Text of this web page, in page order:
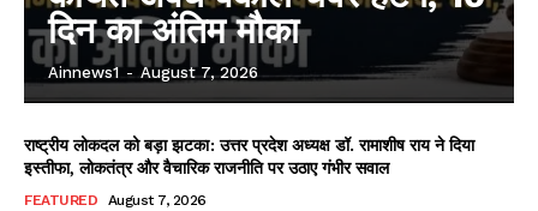
दिन का अंतिम मौका
Ainnews1 - August 7, 2026
राष्ट्रीय लोकदल को बड़ा झटका: उत्तर प्रदेश अध्यक्ष डॉ. रामाशीष राय ने दिया
इस्तीफा, लोकतंत्र और वैचारिक राजनीति पर उठाए गंभीर सवाल
FEATURED August 7, 2026